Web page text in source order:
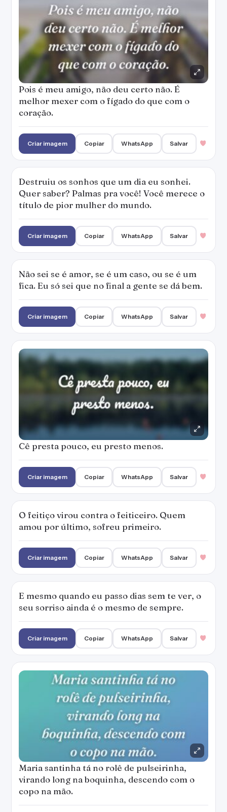
Pois é meu amigo, não deu certo não. É
melhor mexer com o fígado do que com o
coração.
Criar imagem Copiar WhatsApp Salvar
Destruiu os sonhos que um dia eu sonhei.
Quer saber? Palmas pra você! Você merece o
título de pior mulher do mundo.
Criar imagem Copiar WhatsApp Salvar
Não sei se é amor, se é um caso, ou se é um
fica. Eu só sei que no final a gente se dá bem.
Criar imagem Copiar WhatsApp Salvar
Cê presta pouco, eu presto menos.
Criar imagem Copiar WhatsApp Salvar
O feitiço virou contra o feiticeiro. Quem
amou por último, sofreu primeiro.
Criar imagem Copiar WhatsApp Salvar
E mesmo quando eu passo dias sem te ver, o
seu sorriso ainda é o mesmo de sempre.
Criar imagem Copiar WhatsApp Salvar
Maria santinha tá no rolê de pulseirinha,
virando long na boquinha, descendo com o
copo na mão.